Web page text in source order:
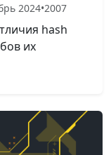
2024•2007
hash
их